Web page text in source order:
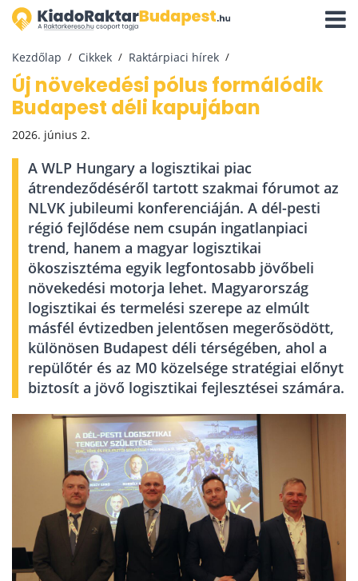
Kezdőlap Cikkek Raktárpiaci hírek
Új növekedési pólus formálódik
Budapest déli kapujában
2026. június 2.
A WLP Hungary a logisztikai piac
átrendeződéséről tartott szakmai fórumot az
NLVK jubileumi konferenciáján. A dél-pesti
régió fejlődése nem csupán ingatlanpiaci
trend, hanem a magyar logisztikai
ökoszisztéma egyik legfontosabb jövőbeli
növekedési motorja lehet. Magyarország
logisztikai és termelési szerepe az elmúlt
másfél évtizedben jelentősen megerősödött,
különösen Budapest déli térségében, ahol a
repülőtér és az M0 közelsége stratégiai előnyt
biztosít a jövő logisztikai fejlesztései számára.